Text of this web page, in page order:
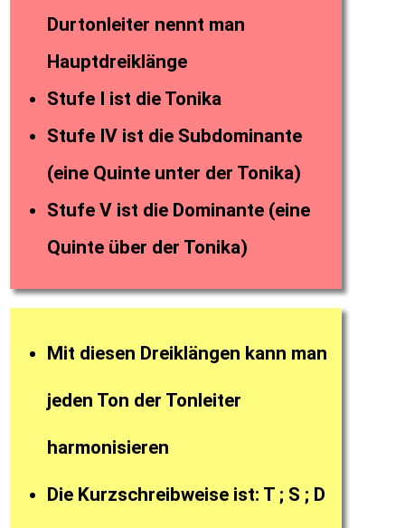
Durtonleiter nennt man
Hauptdreiklänge
Stufe I ist die Tonika
Stufe IV ist die Subdominante
(eine Quinte unter der Tonika)
Stufe V ist die Dominante (eine
Quinte über der Tonika)
Mit diesen Dreiklängen kann man
jeden Ton der Tonleiter
harmonisieren
Die Kurzschreibweise ist: T ; S ; D